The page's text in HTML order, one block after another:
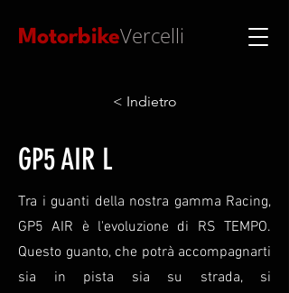
MotorbikeVercelli
< Indietro
GP5 AIR L
Tra i guanti della nostra gamma Racing,
GP5 AIR è l'evoluzione di RS TEMPO.
Questo guanto, che potrà accompagnarti
sia in pista sia su strada, si